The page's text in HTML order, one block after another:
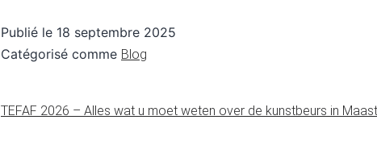
Publié le 18 septembre 2025
Catégorisé comme Blog
TEFAF 2026 – Alles wat u moet weten over de kunstbeurs in